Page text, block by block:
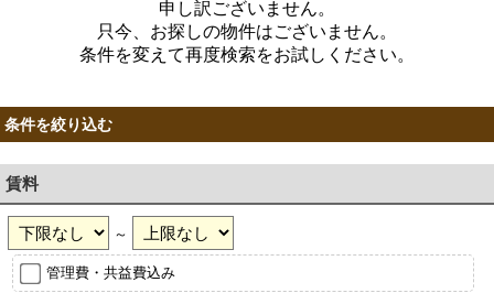
申し訳ございません。
只今、お探しの物件はございません。
条件を変えて再度検索をお試しください。
条件を絞り込む
賃料
～
管理費・共益費込み